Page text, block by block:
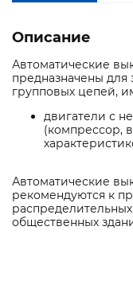
Описание
Автоматические
предназначены
групповых цепей,
двигатели с
(компрессор,
Автоматические
рекомендуются к
общественных